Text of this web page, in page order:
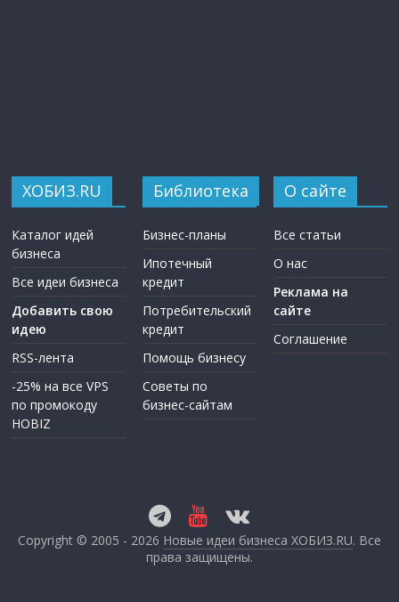
ХОБИЗ.RU
Каталог идей
бизнеса
Все идеи бизнеса
Добавить свою
идею
RSS-лента
-25% на все VPS
по промокоду
HOBIZ
Библиотека
Бизнес-планы
Ипотечный
кредит
Потребительский
кредит
Помощь бизнесу
Советы по
бизнес-сайтам
О сайте
Все статьи
О нас
Реклама на
сайте
Соглашение
Copyright © 2005 - 2026 Новые идеи бизнеса ХОБИЗ.RU. Все
права защищены.